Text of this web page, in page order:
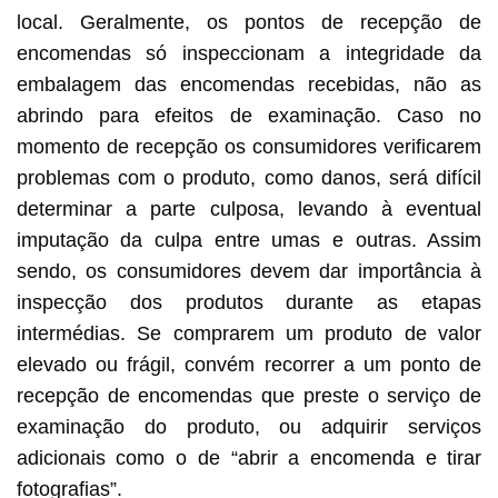
local. Geralmente, os pontos de recepção de
encomendas só inspeccionam a integridade da
embalagem das encomendas recebidas, não as
abrindo para efeitos de examinação. Caso no
momento de recepção os consumidores verificarem
problemas com o produto, como danos, será difícil
determinar a parte culposa, levando à eventual
imputação da culpa entre umas e outras. Assim
sendo, os consumidores devem dar importância à
inspecção dos produtos durante as etapas
intermédias. Se comprarem um produto de valor
elevado ou frágil, convém recorrer a um ponto de
recepção de encomendas que preste o serviço de
examinação do produto, ou adquirir serviços
adicionais como o de “abrir a encomenda e tirar
fotografias”.